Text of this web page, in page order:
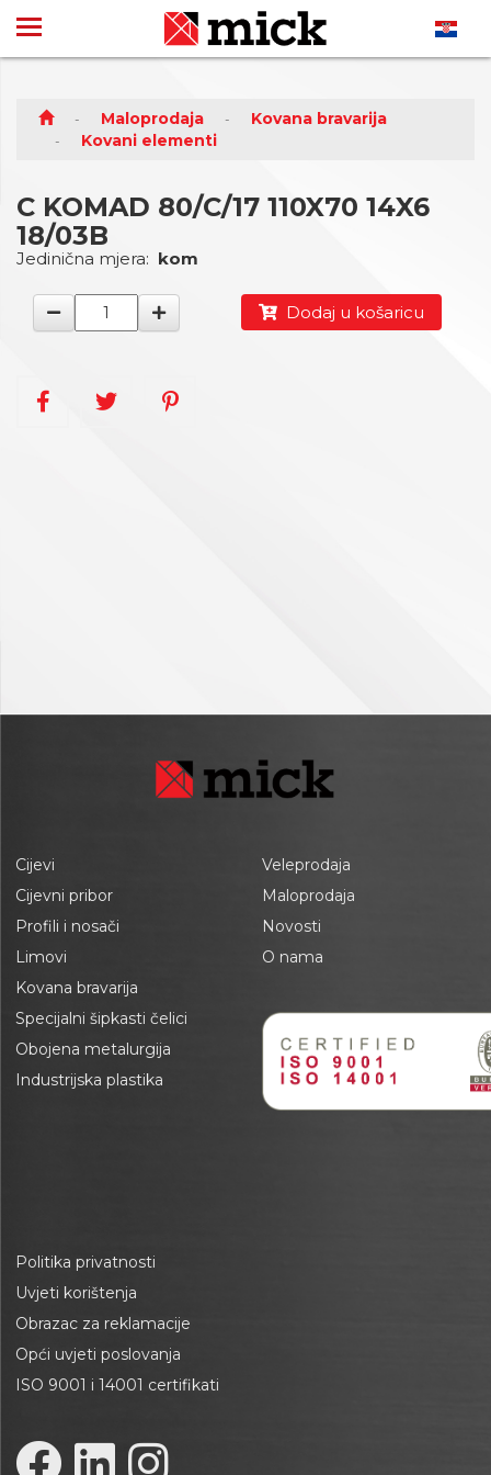
Maloprodaja
Kovana bravarija
Kovani elementi
C KOMAD 80/C/17 110X70 14X6
18/03B
Jedinična mjera: kom
Dodaj u košaricu
Cijevi
Cijevni pribor
Profili i nosači
Limovi
Kovana bravarija
Specijalni šipkasti čelici
Obojena metalurgija
Industrijska plastika
Veleprodaja
Maloprodaja
Novosti
O nama
Politika privatnosti
Uvjeti korištenja
Obrazac za reklamacije
Opći uvjeti poslovanja
ISO 9001 i 14001 certifikati